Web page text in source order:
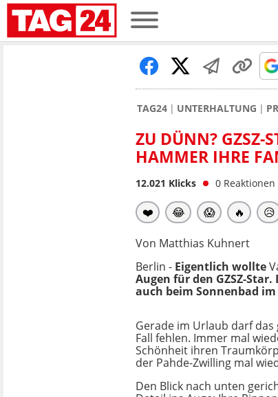
TAG24 UNTERHALTUNG
ZU DÜNN? GZSZ-
HAMMER IHRE
12.021 Klicks 0 Reaktionen
❤️ 😂 😱 🔥 😥
Von Matthias Kuhnert
Berlin - Eigentlich wollte
Augen für den GZSZ-
auch beim Sonnenbad
Gerade im Urlaub darf das
Fall fehlen. Immer mal
Schönheit ihren
der Pahde-Zwilling mal
Den Blick nach unten